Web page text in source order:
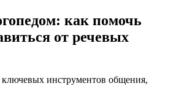
как помочь
от речевых
инструментов общения,